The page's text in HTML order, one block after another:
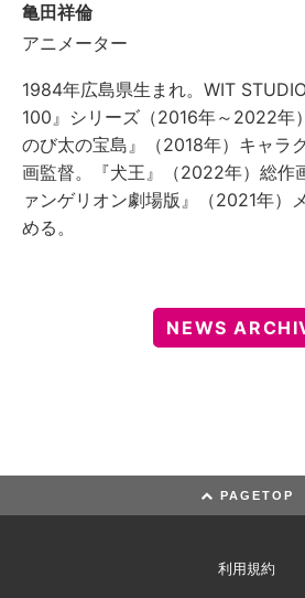
亀田祥倫
アニメーター
1984年広島県生まれ。WIT
100』シリーズ（2016年～2022年
のび太の宝島』（2018年）キャラ
画監督。『犬王』（2022年）総作
ァンゲリオン劇場版』（2021年）
める。
NEWS
PAGETOP
利用規約